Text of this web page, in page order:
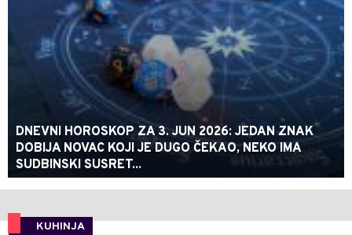
DNEVNI HOROSKOP ZA 3. JUN 2026: JEDAN ZNAK
DOBIJA NOVAC KOJI JE DUGO ČEKAO, NEKO IMA
SUDBINSKI SUSRET...
KUHINJA